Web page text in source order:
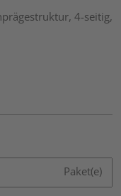
4-seitig,
Paket(e)